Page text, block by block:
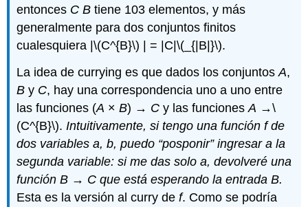
entonces C B tiene 103 elementos, y más
generalmente para dos conjuntos finitos
cualesquiera |\(C^{B}\) | = |C|\(_{|B|}\).
La idea de currying es que dados los conjuntosA,
B y C, hay una correspondencia uno a uno entre
las funciones (A ×B) → C y las funcionesA →\
(C^{B}\). Intuitivamente, si tengo una funciónfde
dos variables a,b, puedo “posponir” ingresar a la
segunda variable: si me das solo a, devolveré una
funciónB → C que está esperando la entradaB.
Esta es la versión al curry def. Como se podría